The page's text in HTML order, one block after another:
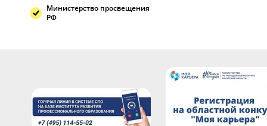
Министерство просвещения
РФ